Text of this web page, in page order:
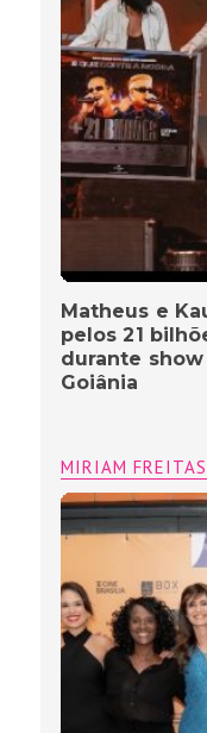
Matheus e
pelos 21
durante
Goiânia
MIRIAM FREITAS